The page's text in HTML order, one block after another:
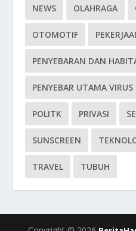
NEWS OLAHRAGA
OTOMOTIF
PENYEBARAN DAN
PENYEBAR UTAMA VIRUS
POLITK PRIVASI
SUNSCREEN
TRAVEL TUBUH